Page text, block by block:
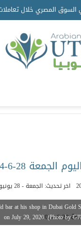
المصري خلال تعاملات
28-6-2024
اخر تحديث: الجمعة - 28 يونيو 2024
bar at his shop in Dubai Gold
on July 29, 2020. (Photo by